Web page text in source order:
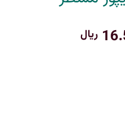
ریالقیمت